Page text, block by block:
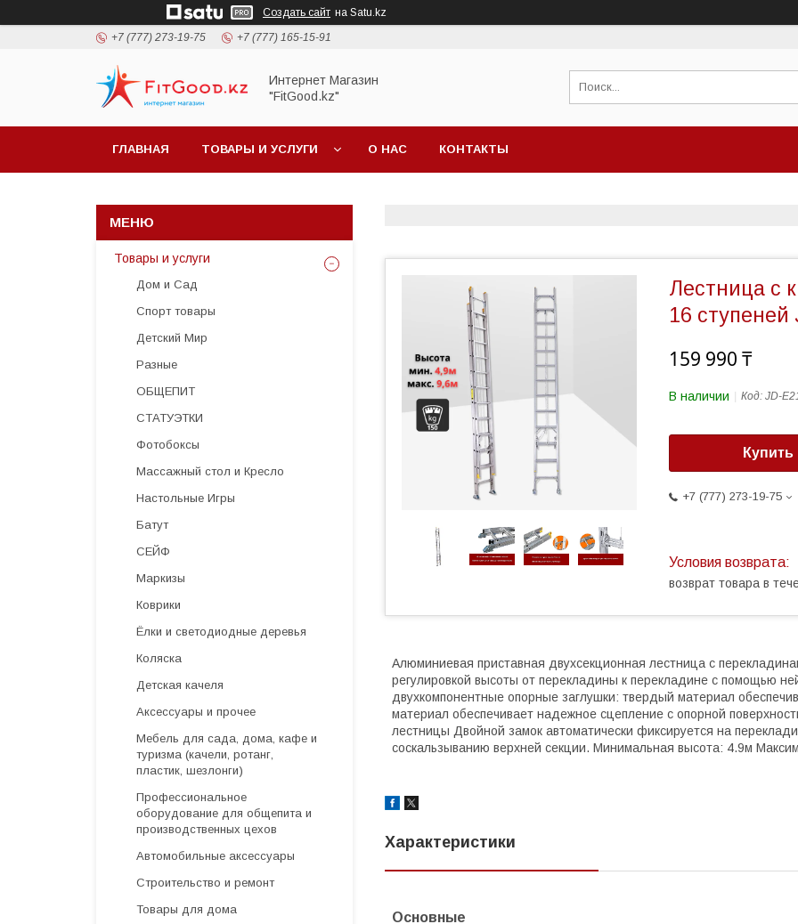
Создать сайт на Satu.kz
+7 (777) 273-19-75 +7 (777) 165-15-91
Интернет Магазин
"FitGood.kz"
ГЛАВНАЯ ТОВАРЫ И УСЛУГИ О НАС КОНТАКТЫ
Лестница с
16 ступеней
159 990 ₸
В наличии Код: JD-
Купить
+7 (777) 273-19-75
возврат товара в
Алюминиевая приставная двухсекционная лестница с
регулировкой высоты от перекладины к перекладине с помощью
двухкомпонентные опорные заглушки: твердый материал
материал обеспечивает надежное сцепление с опорной
лестницы Двойной замок автоматически фиксируется на
соскальзыванию верхней секции. Минимальная высота: 4.9м
Характеристики
Основные
Товары и услуги
Дом и Сад
Спорт товары
Детский Мир
Разные
ОБЩЕПИТ
СТАТУЭТКИ
Фотобоксы
Массажный стол и Кресло
Настольные Игры
Батут
СЕЙФ
Маркизы
Коврики
Ёлки и светодиодные деревья
Коляска
Детская качеля
Аксессуары и прочее
Мебель для сада, дома, кафе и
туризма (качели, ротанг,
пластик, шезлонги)
Профессиональное
оборудование для общепита и
производственных цехов
Автомобильные аксессуары
Строительство и ремонт
Товары для дома